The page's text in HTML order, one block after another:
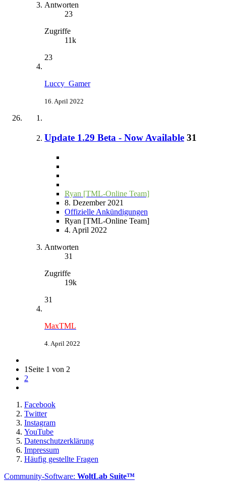
Antworten
23
Zugriffe
11k
23
Luccy_Gamer
16. April 2022
Update 1.29 Beta - Now Available 31
Ryan [TML-Online Team]
8. Dezember 2021
Offizielle Ankündigungen
Ryan [TML-Online Team]
4. April 2022
Antworten
31
Zugriffe
19k
31
MaxTML
4. April 2022
1 Seite 1 von 2
2
Facebook
Twitter
Instagram
YouTube
Datenschutzerklärung
Impressum
Häufig gestellte Fragen
Community-Software: WoltLab Suite™